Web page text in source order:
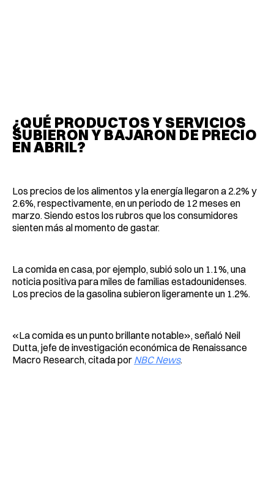
¿QUÉ PRODUCTOS Y SERVICIOS
SUBIERON Y BAJARON DE PRECIO
EN ABRIL?
Los precios de los alimentos y la energía llegaron a 2.2% y
2.6%, respectivamente, en un periodo de 12 meses en
marzo. Siendo estos los rubros que los consumidores
sienten más al momento de gastar.
La comida en casa, por ejemplo, subió solo un 1.1%, una
noticia positiva para miles de familias estadounidenses.
Los precios de la gasolina subieron ligeramente un 1.2%.
«La comida es un punto brillante notable», señaló Neil
Dutta, jefe de investigación económica de Renaissance
Macro Research, citada por NBC News.